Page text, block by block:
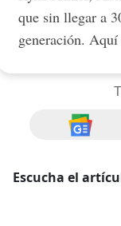
que sin llegar a
generación.
Escucha el